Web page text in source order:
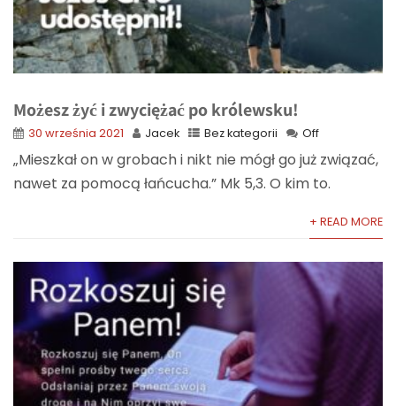
Możesz żyć i zwyciężać po królewsku!
30 września 2021 Jacek Bez kategorii Off
„Mieszkał on w grobach i nikt nie mógł go już związać,
nawet za pomocą łańcucha.” Mk 5,3. O kim to.
+ READ MORE